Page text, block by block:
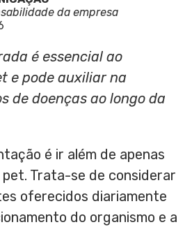
da empresa
é essencial ao
e pode auxiliar na
de doenças ao longo da
é ir além de apenas
Trata-se de considerar
oferecidos diariamente
do organismo e a